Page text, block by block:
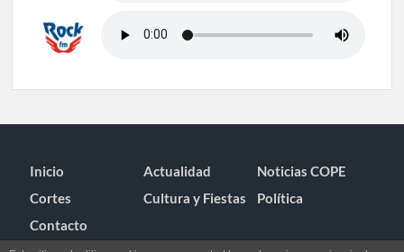
Inicio Actualidad
Noticias COPE
Cortes
Cultura y Fiestas
Política
Contacto